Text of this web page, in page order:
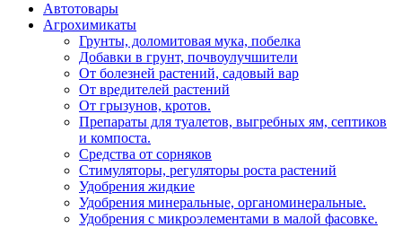
Автотовары
Агрохимикаты
Грунты, доломитовая мука, побелка
Добавки в грунт, почвоулучшители
От болезней растений, садовый вар
От вредителей растений
От грызунов, кротов.
Препараты для туалетов, выгребных ям, септиков
и компоста.
Средства от сорняков
Стимуляторы, регуляторы роста растений
Удобрения жидкие
Удобрения минеральные, органоминеральные.
Удобрения с микроэлементами в малой фасовке.